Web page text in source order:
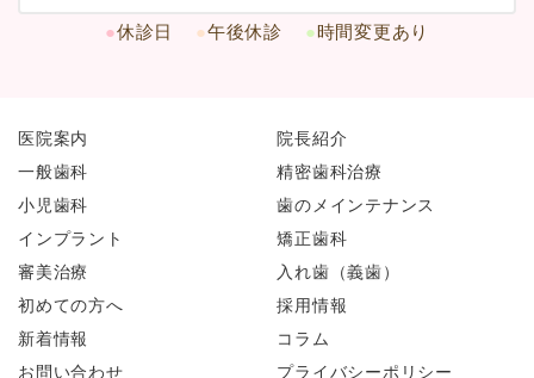
●休診日 ●午後休診 ●時間変更あり
医院案内
院長紹介
一般歯科
精密歯科治療
小児歯科
歯のメインテナンス
インプラント
矯正歯科
審美治療
入れ歯（義歯）
初めての方へ
採用情報
新着情報
コラム
お問い合わせ
プライバシーポリシー